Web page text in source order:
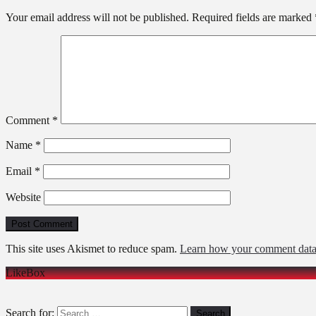
Your email address will not be published. Required fields are marked
Comment *
Name *
Email *
Website
This site uses Akismet to reduce spam. Learn how your comment
LikeBox
Search for: